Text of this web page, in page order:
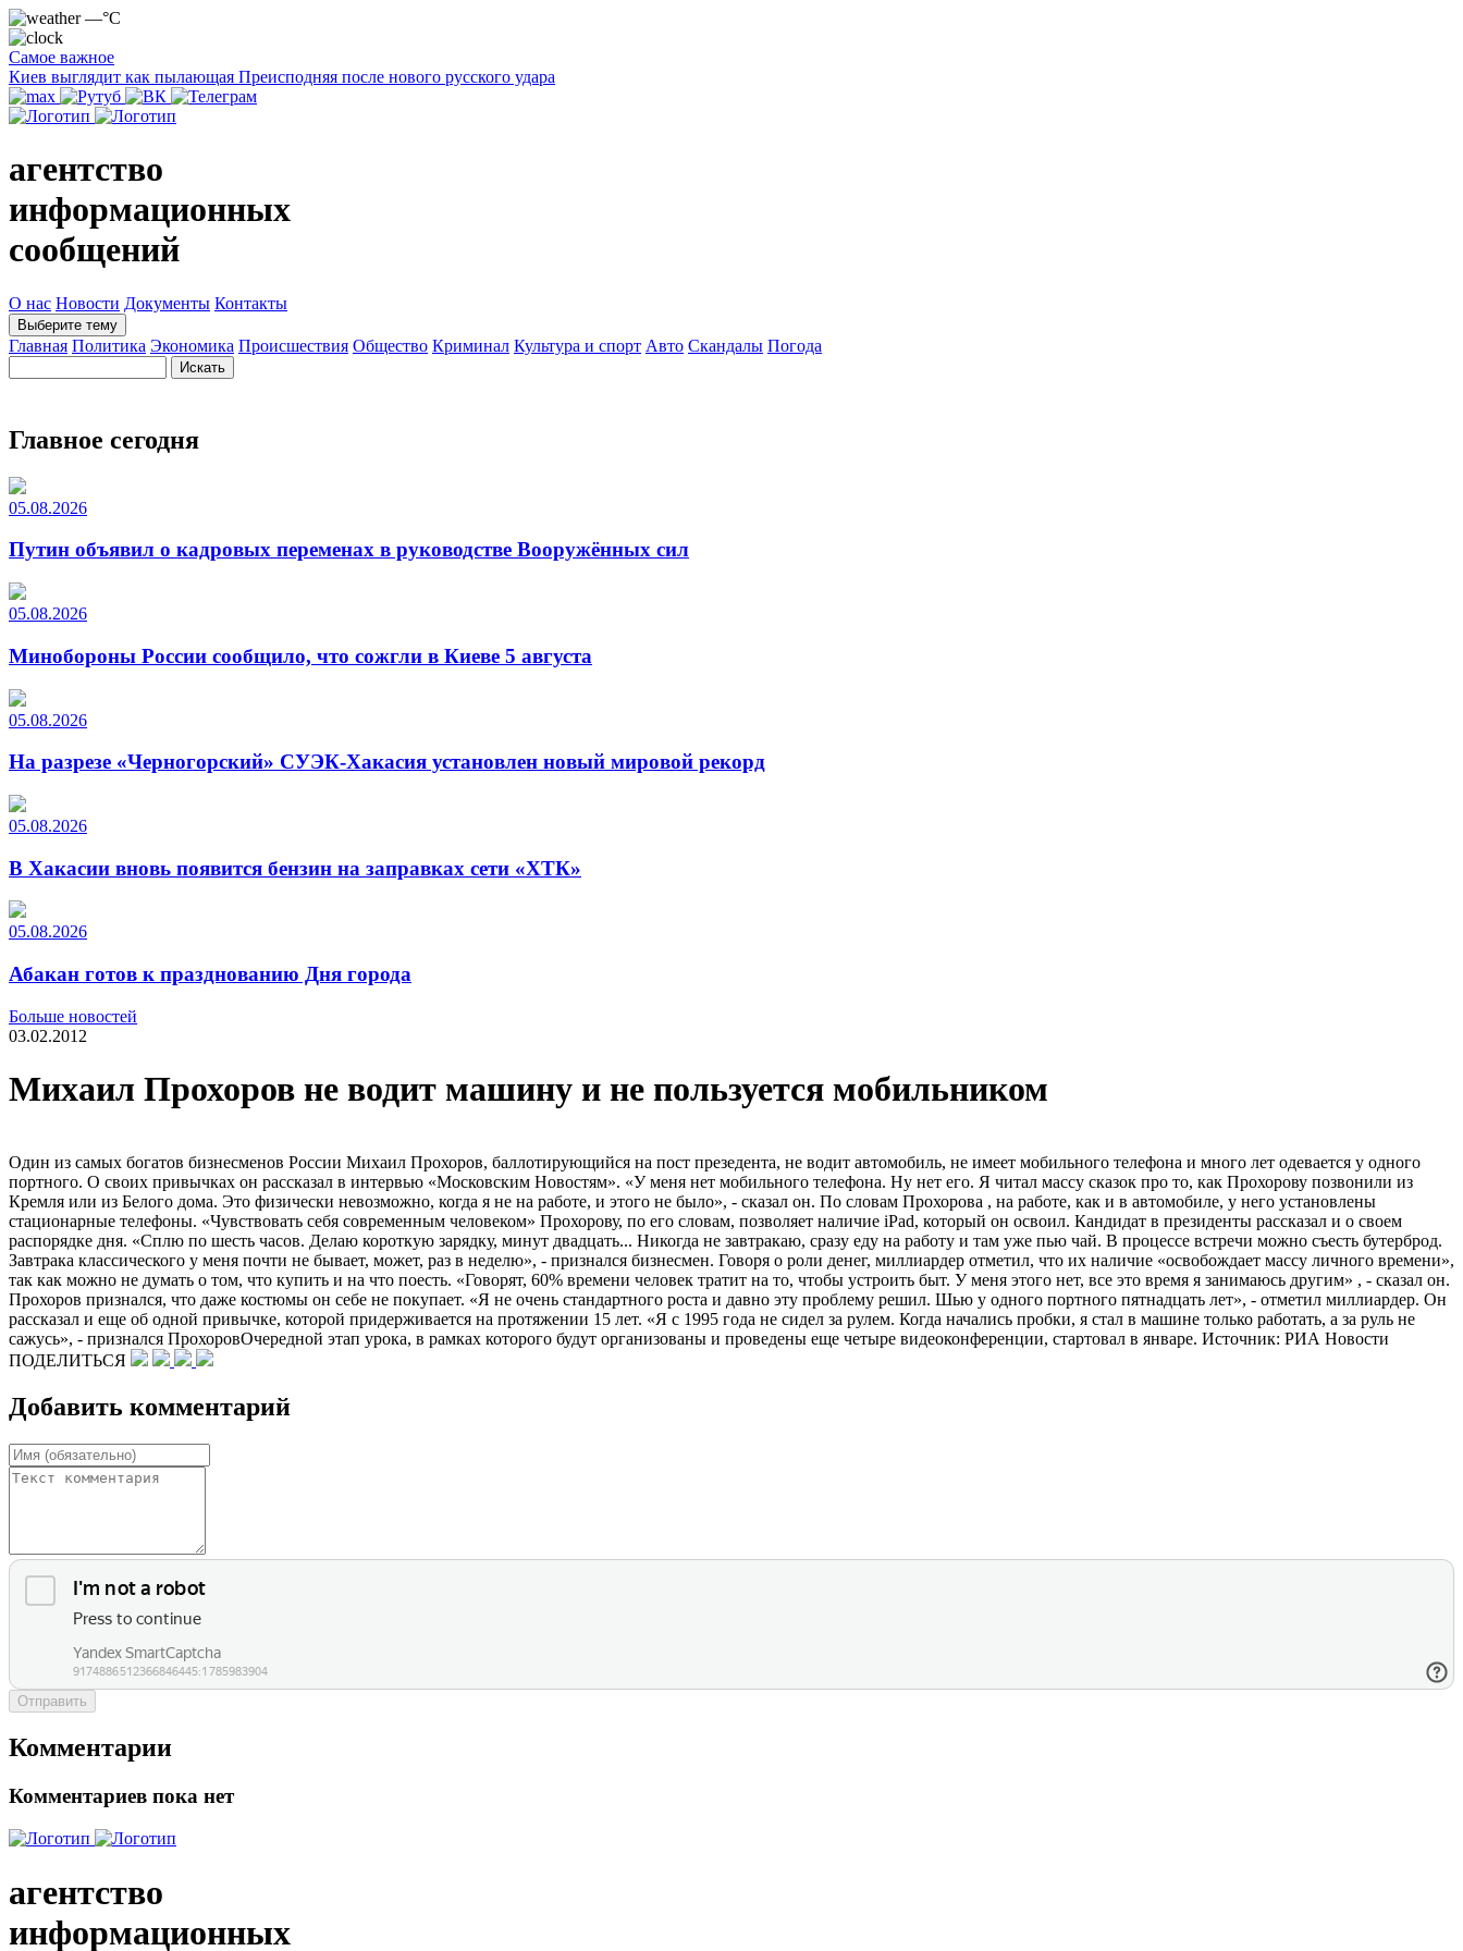
—°C
Самое важное
Киев выглядит как пылающая Преисподняя после нового русского удара
агентство
информационных
сообщений
О нас Новости Документы Контакты
Выберите тему
Главная Политика Экономика Происшествия Общество Криминал Культура и спорт Авто Скандалы Погода
Главное сегодня
05.08.2026
Путин объявил о кадровых переменах в руководстве Вооружённых сил
05.08.2026
Минобороны России сообщило, что сожгли в Киеве 5 августа
05.08.2026
На разрезе «Черногорский» СУЭК-Хакасия установлен новый мировой рекорд
05.08.2026
В Хакасии вновь появится бензин на заправках сети «ХТК»
05.08.2026
Абакан готов к празднованию Дня города
Больше новостей
03.02.2012
Михаил Прохоров не водит машину и не пользуется мобильником
Один из самых богатов бизнесменов России Михаил Прохоров, баллотирующийся на пост презедента, не водит автомобиль, не имеет мобильного телефона и много лет одевается у одного
портного. О своих привычках он рассказал в интервью «Московским Новостям». «У меня нет мобильного телефона. Ну нет его. Я читал массу сказок про то, как Прохорову позвонили из
Кремля или из Белого дома. Это физически невозможно, когда я не на работе, и этого не было», - сказал он. По словам Прохорова , на работе, как и в автомобиле, у него установлены
стационарные телефоны. «Чувствовать себя современным человеком» Прохорову, по его словам, позволяет наличие iPad, который он освоил. Кандидат в президенты рассказал и о своем
распорядке дня. «Сплю по шесть часов. Делаю короткую зарядку, минут двадцать... Никогда не завтракаю, сразу еду на работу и там уже пью чай. В процессе встречи можно съесть бутерброд.
Завтрака классического у меня почти не бывает, может, раз в неделю», - признался бизнесмен. Говоря о роли денег, миллиардер отметил, что их наличие «освобождает массу личного времени»,
так как можно не думать о том, что купить и на что поесть. «Говорят, 60% времени человек тратит на то, чтобы устроить быт. У меня этого нет, все это время я занимаюсь другим» , - сказал он.
Прохоров признался, что даже костюмы он себе не покупает. «Я не очень стандартного роста и давно эту проблему решил. Шью у одного портного пятнадцать лет», - отметил миллиардер. Он
рассказал и еще об одной привычке, которой придерживается на протяжении 15 лет. «Я с 1995 года не сидел за рулем. Когда начались пробки, я стал в машине только работать, а за руль не
сажусь», - признался ПрохоровОчередной этап урока, в рамках которого будут организованы и проведены еще четыре видеоконференции, стартовал в январе. Источник: РИА Новости
ПОДЕЛИТЬСЯ
Добавить комментарий
Отправить
Комментарии
Комментариев пока нет
агентство
информационных